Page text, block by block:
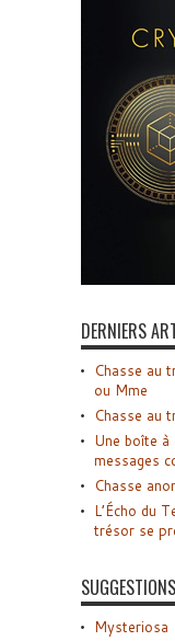
DERNIERS
Chasse au
ou Mme
Chasse au
Une boîte
messages
Chasse
L’Écho du
trésor se
SUGGESTIONS
Mysteriosa